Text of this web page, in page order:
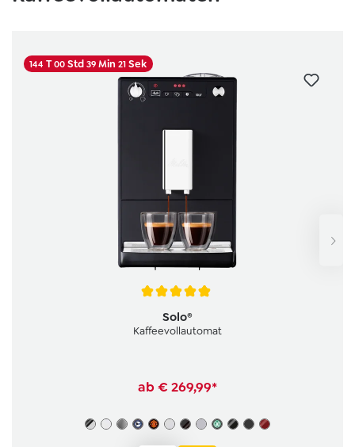
144T00Std 39Min 20Sek
Solo®
Kaffeevollautomat
ab€ 269,99*